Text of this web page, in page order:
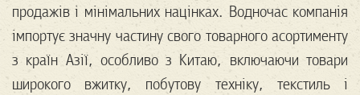
продажів і мінімальних націнках. Водночас компанія
імпортує значну частину свого товарного асортименту
з країн Азії, особливо з Китаю, включаючи товари
широкого вжитку, побутову техніку, текстиль і